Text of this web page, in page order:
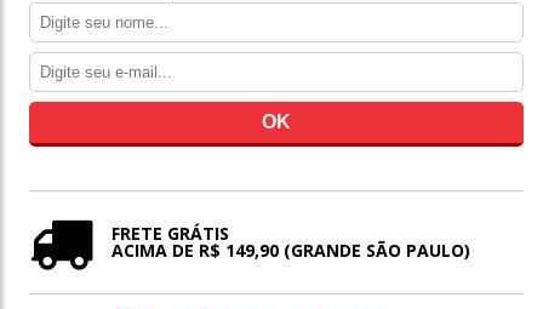
FRETE GRÁTIS
ACIMA DE R$ 149,90 (GRANDE SÃO PAULO)